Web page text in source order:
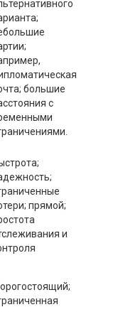
большие
с
прямой;
и